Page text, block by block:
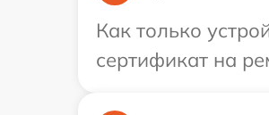
Как только
сертификат на